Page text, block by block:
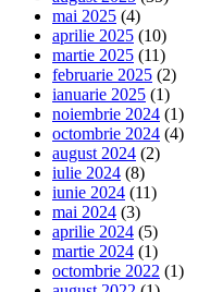
mai 2025 (4)
aprilie 2025 (10)
martie 2025 (11)
februarie 2025 (2)
ianuarie 2025 (1)
noiembrie 2024 (1)
octombrie 2024 (4)
august 2024 (2)
iulie 2024 (8)
iunie 2024 (11)
mai 2024 (3)
aprilie 2024 (5)
martie 2024 (1)
octombrie 2022 (1)